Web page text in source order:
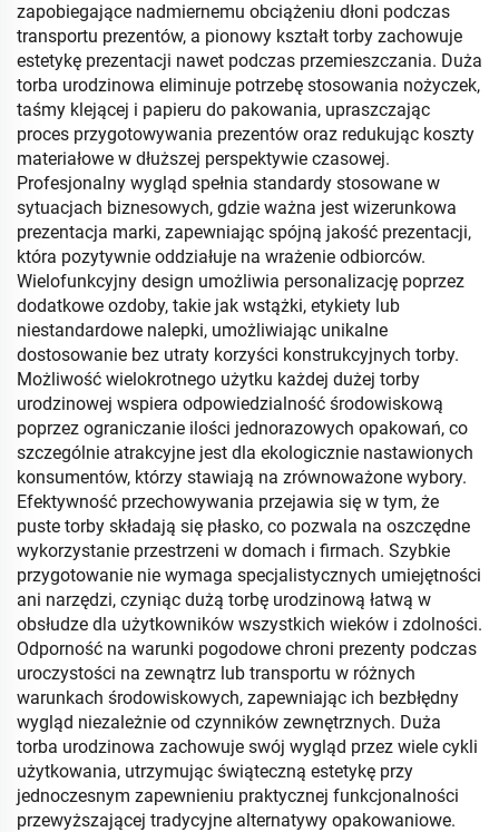
zapobiegające nadmiernemu obciążeniu dłoni podczas
transportu prezentów, a pionowy kształt torby zachowuje
estetykę prezentacji nawet podczas przemieszczania. Duża
torba urodzinowa eliminuje potrzebę stosowania nożyczek,
taśmy klejącej i papieru do pakowania, upraszczając
proces przygotowywania prezentów oraz redukując koszty
materiałowe w dłuższej perspektywie czasowej.
Profesjonalny wygląd spełnia standardy stosowane w
sytuacjach biznesowych, gdzie ważna jest wizerunkowa
prezentacja marki, zapewniając spójną jakość prezentacji,
która pozytywnie oddziałuje na wrażenie odbiorców.
Wielofunkcyjny design umożliwia personalizację poprzez
dodatkowe ozdoby, takie jak wstążki, etykiety lub
niestandardowe nalepki, umożliwiając unikalne
dostosowanie bez utraty korzyści konstrukcyjnych torby.
Możliwość wielokrotnego użytku każdej dużej torby
urodzinowej wspiera odpowiedzialność środowiskową
poprzez ograniczanie ilości jednorazowych opakowań, co
szczególnie atrakcyjne jest dla ekologicznie nastawionych
konsumentów, którzy stawiają na zrównoważone wybory.
Efektywność przechowywania przejawia się w tym, że
puste torby składają się płasko, co pozwala na oszczędne
wykorzystanie przestrzeni w domach i firmach. Szybkie
przygotowanie nie wymaga specjalistycznych umiejętności
ani narzędzi, czyniąc dużą torbę urodzinową łatwą w
obsłudze dla użytkowników wszystkich wieków i zdolności.
Odporność na warunki pogodowe chroni prezenty podczas
uroczystości na zewnątrz lub transportu w różnych
warunkach środowiskowych, zapewniając ich bezbłędny
wygląd niezależnie od czynników zewnętrznych. Duża
torba urodzinowa zachowuje swój wygląd przez wiele cykli
użytkowania, utrzymując świąteczną estetykę przy
jednoczesnym zapewnieniu praktycznej funkcjonalności
przewyższającej tradycyjne alternatywy opakowaniowe.